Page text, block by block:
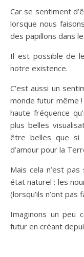
Car se sentiment
lorsque nous
des papillons dans
Il est possible de
notre existence.
C’est aussi un
monde futur même
haute fréquence
plus belles
être belles que si
d’amour pour la
Mais cela n’est
état naturel : les
(lorsqu’ils n’ont pas
Imaginons un peu
futur en créant